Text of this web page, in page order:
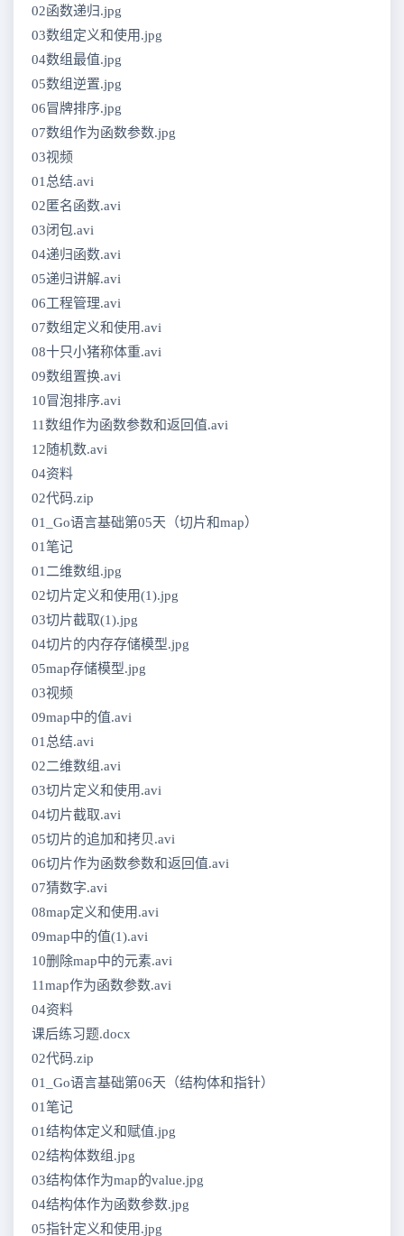
02函数递归.jpg
03数组定义和使用.jpg
04数组最值.jpg
05数组逆置.jpg
06冒牌排序.jpg
07数组作为函数参数.jpg
03视频
01总结.avi
02匿名函数.avi
03闭包.avi
04递归函数.avi
05递归讲解.avi
06工程管理.avi
07数组定义和使用.avi
08十只小猪称体重.avi
09数组置换.avi
10冒泡排序.avi
11数组作为函数参数和返回值.avi
12随机数.avi
04资料
02代码.zip
01_Go语言基础第05天（切片和map）
01笔记
01二维数组.jpg
02切片定义和使用(1).jpg
03切片截取(1).jpg
04切片的内存存储模型.jpg
05map存储模型.jpg
03视频
09map中的值.avi
01总结.avi
02二维数组.avi
03切片定义和使用.avi
04切片截取.avi
05切片的追加和拷贝.avi
06切片作为函数参数和返回值.avi
07猜数字.avi
08map定义和使用.avi
09map中的值(1).avi
10删除map中的元素.avi
11map作为函数参数.avi
04资料
课后练习题.docx
02代码.zip
01_Go语言基础第06天（结构体和指针）
01笔记
01结构体定义和赋值.jpg
02结构体数组.jpg
03结构体作为map的value.jpg
04结构体作为函数参数.jpg
05指针定义和使用.jpg